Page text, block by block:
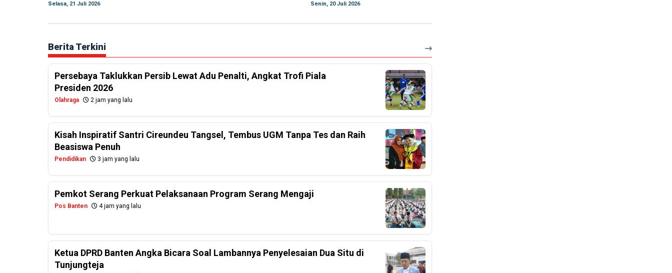
Selasa, 21 Juli 2026 Senin, 20 Juli 2026
Berita Terkini
Persebaya Taklukkan Persib Lewat Adu Penalti, Angkat Trofi Piala
Presiden 2026
Olahraga 2 jam yang lalu
Kisah Inspiratif Santri Cireundeu Tangsel, Tembus UGM Tanpa Tes dan Raih
Beasiswa Penuh
Pendidikan 3 jam yang lalu
Pemkot Serang Perkuat Pelaksanaan Program Serang Mengaji
Pos Banten 4 jam yang lalu
Ketua DPRD Banten Angka Bicara Soal Lambannya Penyelesaian Dua Situ di
Tunjungteja